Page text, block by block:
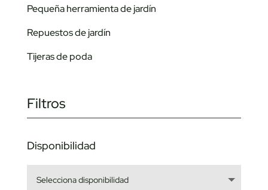
Pequeña herramienta de jardín
Repuestos de jardín
Tijeras de poda
Filtros
Disponibilidad